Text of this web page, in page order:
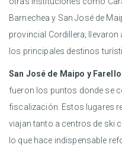
Barnechea y San José de
provincial Cordillera; llevaron
los principales destinos
San José de Maipo y
fueron los puntos donde se
fiscalización. Estos lugares
viajan tanto a centros de ski
lo que hace indispensable